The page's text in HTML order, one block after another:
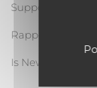
Support
Rapport Vertical
Is New